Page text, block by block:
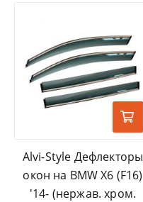
Alvi-Style Дефлекторы
окон на BMW X6 (F16)
'14- (нержав. хром.